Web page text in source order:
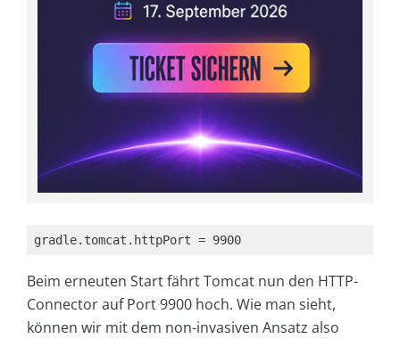
gradle.tomcat.httpPort = 9900
Beim erneuten Start fährt Tomcat nun den HTTP-
Connector auf Port 9900 hoch. Wie man sieht,
können wir mit dem non-invasiven Ansatz also